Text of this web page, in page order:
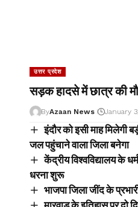
उत्तर प्रदेश
सड़क हादसे में छात्र की
ByAzaan News January
इंदौर को इसी माह मिलेगी
जल पहुंचाने वाला जिला बनेगा
केंद्रीय विश्वविद्यालय के
धरना शुरू
भाजपा जिला जींद के